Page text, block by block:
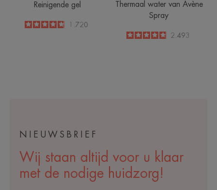
Reinigende gel
4.8
/51.720
Thermaal water van Avène
Spray
4.8
/
5
2.493
NIEUWSBRIEF
Wij staan altijd voor u klaar
met de nodige huidzorg!